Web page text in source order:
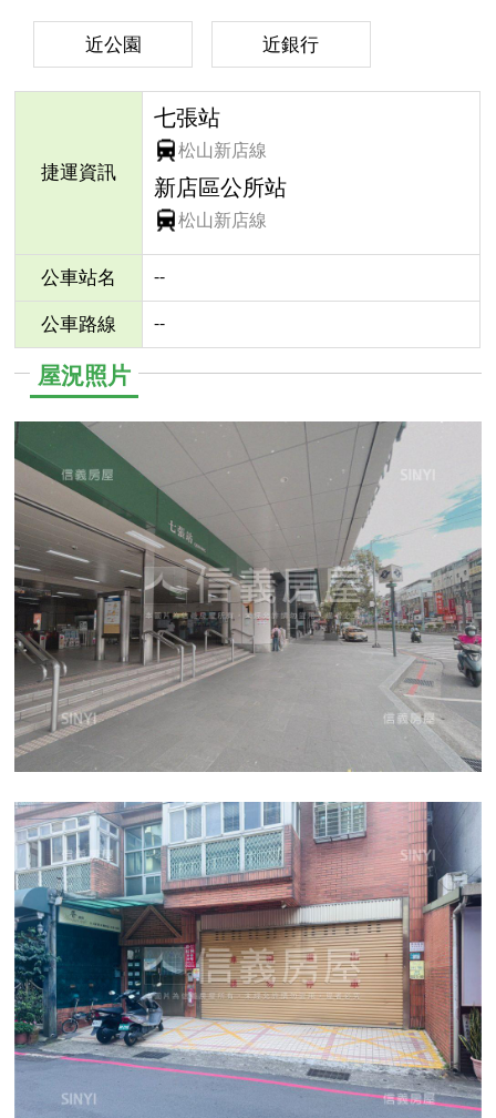
近公園 近銀行
捷運資訊
七張站
松山新店線
新店區公所站
松山新店線
公車站名 --
公車路線 --
屋況照片